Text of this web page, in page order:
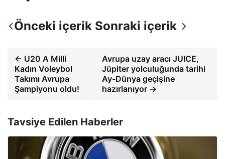
Önceki içerik Sonraki içerik
← U20 A Milli
Kadın Voleybol
Takımı Avrupa
Şampiyonu oldu!
Avrupa uzay aracı JUICE,
Jüpiter yolculuğunda tarihi
Ay-Dünya geçişine
hazırlanıyor →
Tavsiye Edilen Haberler